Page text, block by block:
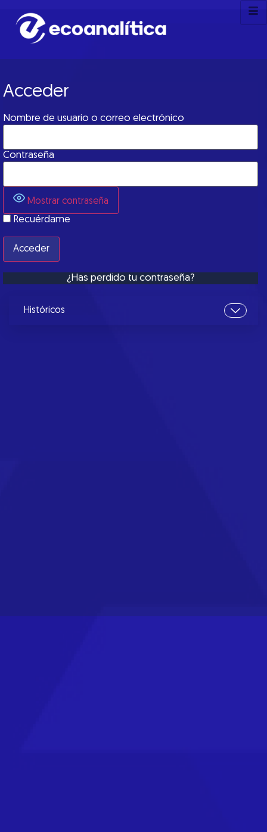
Acceder
Nombre de usuario o correo electrónico
Contraseña
Mostrar contraseña
Recuérdame
¿Has perdido tu contraseña?
Históricos